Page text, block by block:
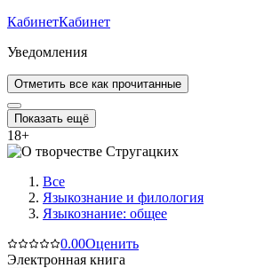
КабинетКабинет
Уведомления
Отметить все как прочитанные
Показать ещё
18+
Все
Языкознание и филология
Языкознание: общее
0.00Оценить
Электронная книга